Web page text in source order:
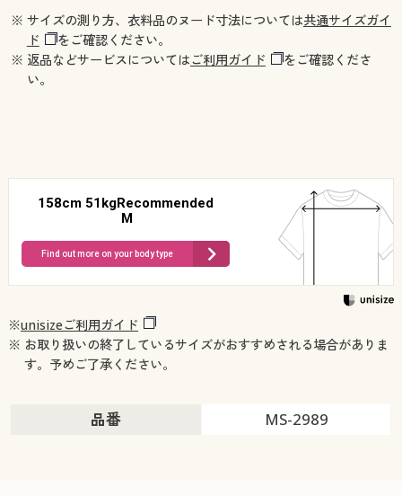
※ サイズの測り方、衣料品のヌード寸法については共通サイズガイ
ド
をご確認ください。
※ 返品などサービスについてはご利用ガイド
をご確認くださ
い。
158cm 51kgRecommended
M
Find out more on your body type
※unisizeご利用ガイド
※ お取り扱いの終了しているサイズがおすすめされる場合がありま
す。予めご了承ください。
品番 MS-2989